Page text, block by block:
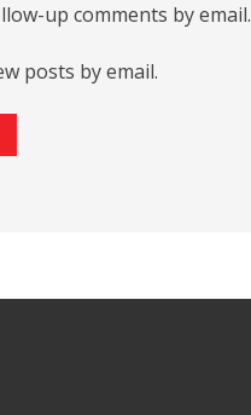
up comments by email.
posts by email.